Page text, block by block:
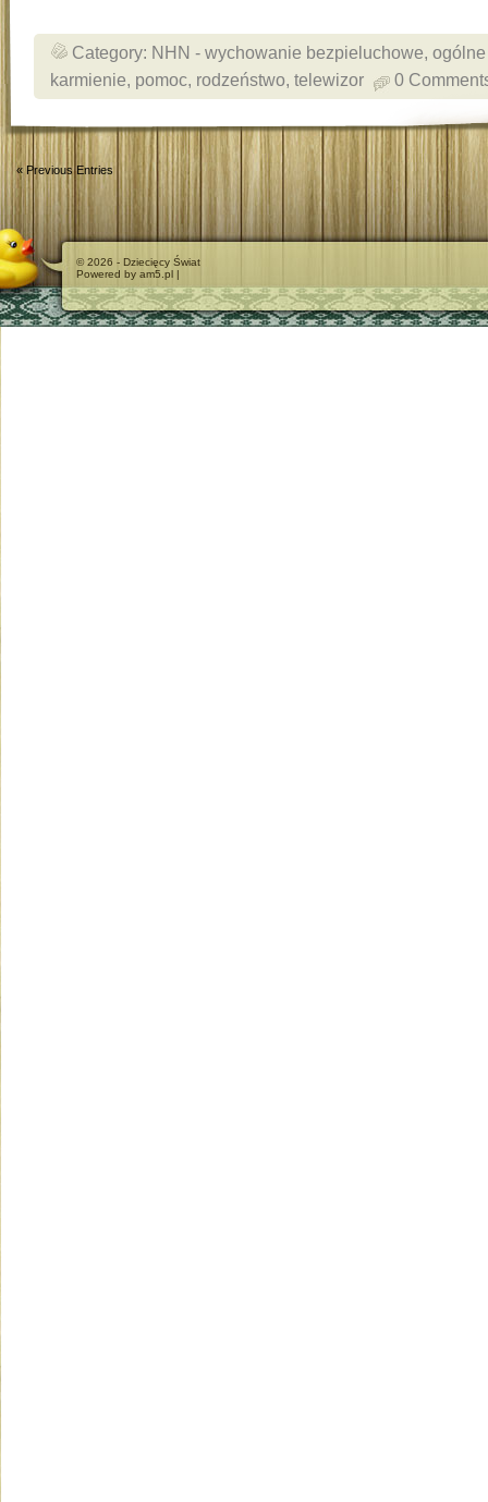
Category: NHN - wychowanie bezpieluchowe, ogólne
karmienie, pomoc, rodzeństwo, telewizor 0
« Previous Entries
© 2026 - Dziecięcy Świat
Powered by am5.pl |